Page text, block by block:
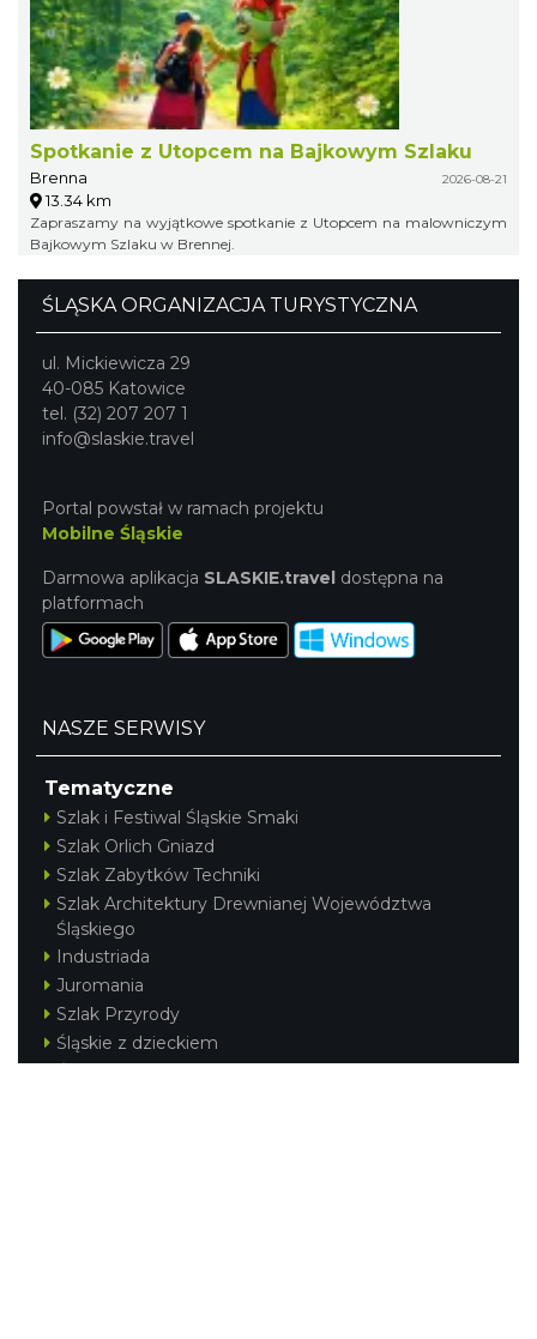
Spotkanie z Utopcem na Bajkowym Szlaku
Brenna 2026-08-21
13.34 km
Zapraszamy na wyjątkowe spotkanie z Utopcem na malowniczym
Bajkowym Szlaku w Brennej.
ŚLĄSKA ORGANIZACJA TURYSTYCZNA
ul. Mickiewicza 29
40-085 Katowice
tel. (32) 207 207 1
info@slaskie.travel
Portal powstał w ramach projektu
Mobilne Śląskie
Darmowa aplikacja SLASKIE.travel dostępna na
platformach
NASZE SERWISY
Tematyczne
Szlak i Festiwal Śląskie Smaki
Szlak Orlich Gniazd
Szlak Zabytków Techniki
Szlak Architektury Drewnianej Województwa
Śląskiego
Industriada
Juromania
Szlak Przyrody
Śląskie z dzieckiem